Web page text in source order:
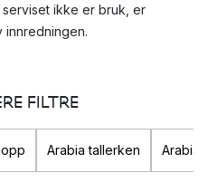
ikke er bruk, er
innredningen.
FILTRE
Arabia tallerken Arabia